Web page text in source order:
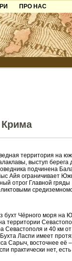
ПРО НАС
Контакти
Партнерам
Додати готель
Крима
территория на
выступ
подчинена
Айя ограничивает
отрог Главной
бухт Чёрного моря на
территории
Севастополя и 40 км
Ласпи имеет
Сарыч, восточнее её
практически нет,